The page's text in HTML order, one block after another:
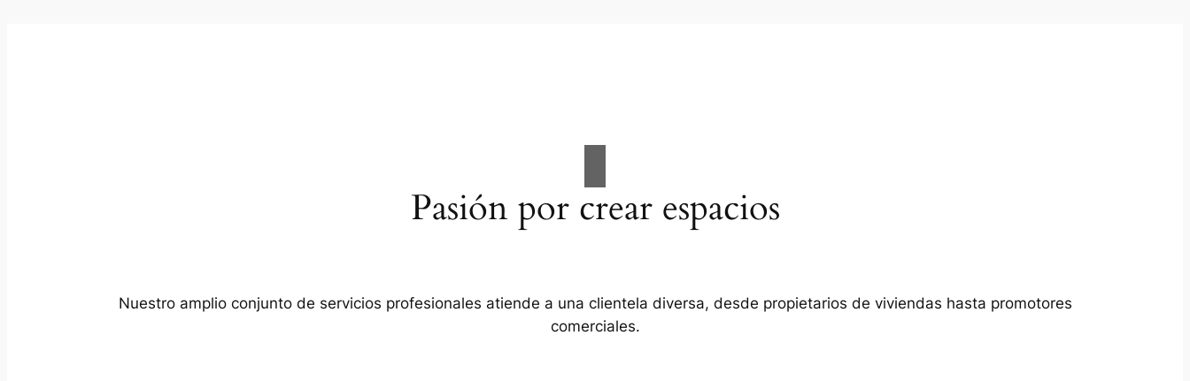
Pasión por crear espacios
Nuestro amplio conjunto de servicios profesionales atiende a una clientela diversa, desde propietarios de viviendas hasta promotores
comerciales.